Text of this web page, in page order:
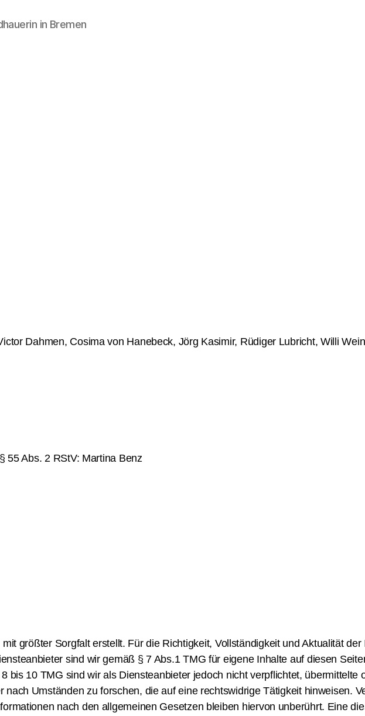
in Bremen
Dahmen, Cosima von Hanebeck, Jörg Kasimir, Rüdiger Lubricht, Willi
55 Abs. 2 RStV: Martina Benz
größter Sorgfalt erstellt. Für die Richtigkeit, Vollständigkeit und Aktualität
sind wir gemäß § 7 Abs.1 TMG für eigene Inhalte auf diesen
bis 10 TMG sind wir als Diensteanbieter jedoch nicht verpflichtet, übermittelte
nach Umständen zu forschen, die auf eine rechtswidrige Tätigkeit hinweisen.
nach den allgemeinen Gesetzen bleiben hiervon unberührt. Eine